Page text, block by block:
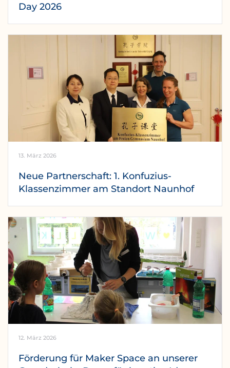
Day 2026
13. März 2026
Neue Partnerschaft: 1. Konfuzius-
Klassenzimmer am Standort Naunhof
12. März 2026
Förderung für Maker Space an unserer